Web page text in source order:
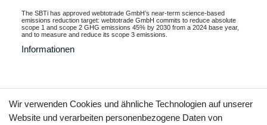
The SBTi has approved webtotrade GmbH’s near-term science-based
emissions reduction target: webtotrade GmbH commits to reduce absolute
scope 1 and scope 2 GHG emissions 45% by 2030 from a 2024 base year,
and to measure and reduce its scope 3 emissions.
Informationen
Vertrag widerrufen Kontakt
Wir verwenden Cookies und ähnliche Technologien auf unserer
Website und verarbeiten personenbezogene Daten von